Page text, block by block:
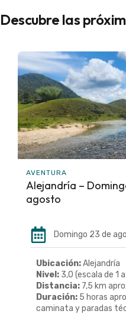
Descubre las
AVENTURA
Alejandría –
agosto
Domingo 23 de
Ubicación:Alejandría
Nivel: 3,0 (escala de 1
Distancia: 7,5 km
Duración: 5 horas
caminata y paradas